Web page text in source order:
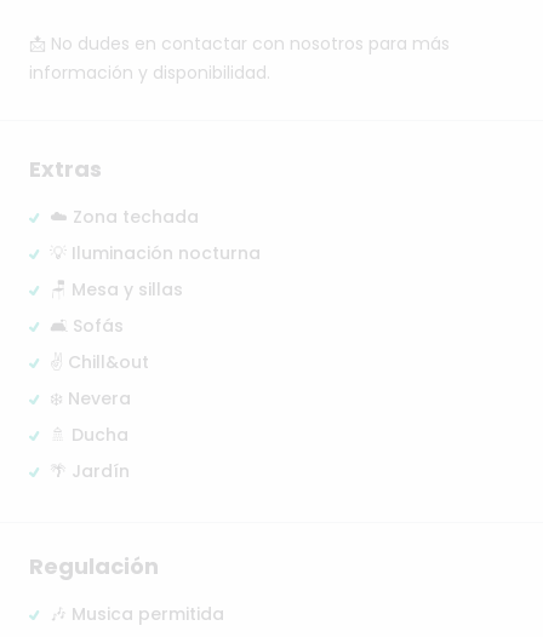
📩 No dudes en contactar con nosotros para más
información y disponibilidad.
Extras
☁️ Zona techada
💡 Iluminación nocturna
🪑 Mesa y sillas
🛋️ Sofás
✌️ Chill&out
❄️ Nevera
🚿 Ducha
🌴 Jardín
Regulación
🎶 Musica permitida